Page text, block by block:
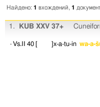
Найдено: 1 вхождений, 1
1. KUB XXV 37+
· Vs.II 40 [ ]x-a-tu-in wa-a-